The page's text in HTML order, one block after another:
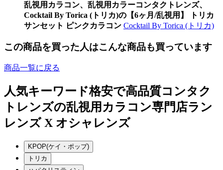
乱視用カラコン、乱視用カラーコンタクトレンズ、
Cocktail By Torica (トリカ)の【6ヶ月/乱視用】 トリカ
サンセット ピンクカラコン Cocktail By Torica (トリカ)
この商品を買った人はこんな商品も買っています
商品一覧に戻る
人気キーワード格安で高品質コンタク
トレンズの乱視用カラコン専門店ラン
レンズ X オシャレンズ